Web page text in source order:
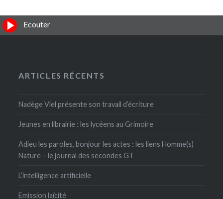
Ecouter
ARTICLES RÉCENTS
Nadège Viel présente son travail d’écriture
Jeunes en librairie : les lycéens au Grimoire
Adieu les paroles, bonjour les actes : les liens Homme(s)
Nature – le journal des secondes GT
L’intelligence artificielle
Emission laïcité